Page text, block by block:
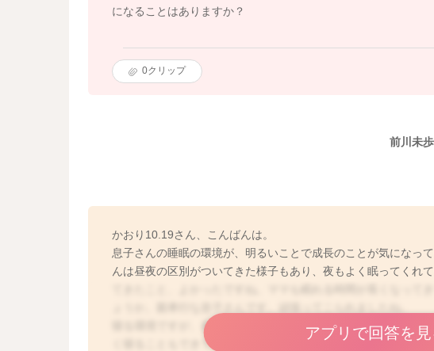
になることはありますか？
0クリップ
前川未
かおり10.19さん、こんばんは。
息子さんの睡眠の環境が、明るいことで成長のことが気になっ
んは昼夜の区別がついてきた様子もあり、夜もよく眠ってくれ
寝る環境ですが、昼と夜とでは明るさが違っているのは息子さ
く寝ることもできているので深い眠りもできていると思います
アプリで回答を見